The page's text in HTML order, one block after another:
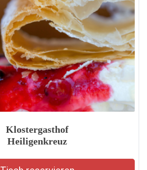
Klostergasthof
Heiligenkreuz